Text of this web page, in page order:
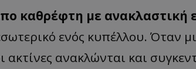
καθρέφτη με ανακλαστική
ενός κυπέλλου. Όταν
ακτίνες ανακλώνται και